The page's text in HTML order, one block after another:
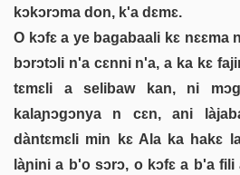
kɔkɔrɔma don, k'a dɛmɛ.
O kɔfɛ a ye bagabaali kɛ nɛɛma
bɔrɔtɔli n'a cɛnni n'a, a ka kɛ
tɛmɛli a selibaw kan, ni
kalaɲɔgɔnya n cɛn, ani
dàntɛmɛli min kɛ Ala ka hakɛ
làɲini a b'o sɔrɔ, o kɔfɛ a b'a